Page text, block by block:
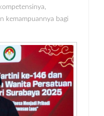
kemampuannya bagi